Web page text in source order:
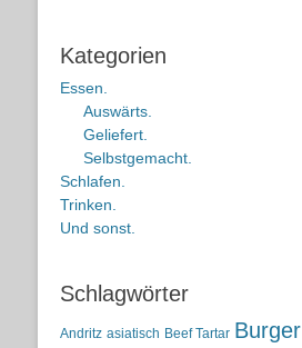
Kategorien
Essen.
Auswärts.
Geliefert.
Selbstgemacht.
Schlafen.
Trinken.
Und sonst.
Schlagwörter
Andritz asiatisch Beef Tartar Burger